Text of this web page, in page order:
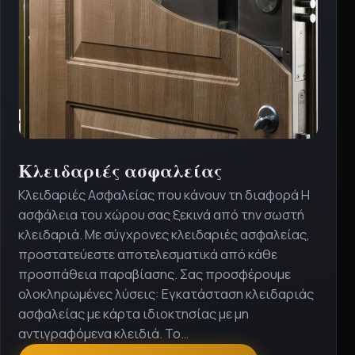
ΕΠΑΛΗΘΕΥΜΈΝΗ ΣΤΟ GOOGLE
Αντικατάσταση κλειδαριάς πολυκατοικίας με
σωστά κλειδιά για όλους τους ενοίκους. Πολύ
οργανωμένοι.
ΕΠΑΛΗΘΕΥΜΈΝΗ ΣΤΟ GOOGLE
★★★★ ★
Καλή δουλειά στον έλεγχο ασφαλείας μετά από
διάρρηξη στο μαγαζί. Συμβουλές χωρίς πίεση για
επιπλέον αγορές.
πριν 2 μήνες
Ράνια Ζ.
ΕΠΑΛΗΘΕΥΜΈΝΗ ΣΤΟ GOOGLE
★★ ★ ★★
Κλειδαράς που εξηγεί τι γίνεται και δεν σε αφήνει
Κλειδαριές ασφαλείας
Κλειδαριές Ασφαλείας που κάνουν τη διαφορά Η
ασφάλεια του χώρου σας ξεκινά από την σωστή
κλειδαριά. Με σύγχρονες κλειδαριές ασφαλείας,
προστατεύεστε αποτελεσματικά από κάθε
προσπάθεια παραβίασης. Σας προσφέρουμε
ολοκληρωμένες λύσεις: Εγκατάσταση κλειδαριάς
ασφαλείας με κάρτα ιδιοκτησίας με μη
αντιγραφόμενα κλειδιά. Το…